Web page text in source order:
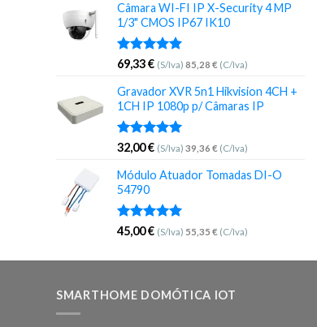
Câmara WI-FI IP X-Security 4 MP
1/3" CMOS IP67 IK10
Avaliação
69,33€ (S/Iva) 85,28 € (C/Iva)
Gravador XVR 5n1 Hikvision 4CH +
1CH IP 1080p p/ Câmaras IP
Avaliação
32,00€ (S/Iva) 39,36 € (C/Iva)
Módulo Atuador Tomadas DI-O
54790
Avaliação
45,00€ (S/Iva) 55,35 € (C/Iva)
SMARTHOME DOMÓTICA IOT